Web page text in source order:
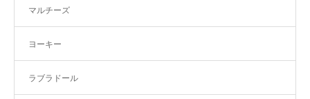
マルチーズ
ヨーキー
ラブラドール